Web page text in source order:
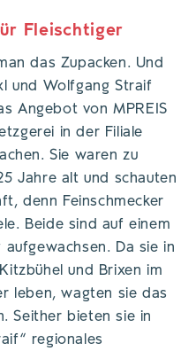
Fleischtiger
das Zupacken. Und
und Wolfgang Straif
Angebot von MPREIS
in der Filiale
Sie waren zu
Jahre alt und schauten
denn Feinschmecker
Beide sind auf einem
Da sie in
und Brixen im
leben, wagten sie das
Seither bieten sie in
regionales